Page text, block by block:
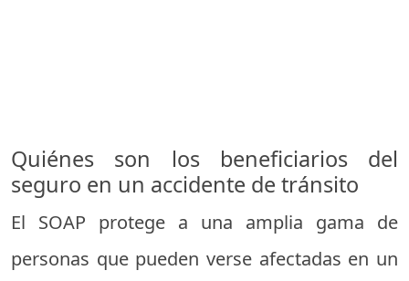
Quiénes son los beneficiarios del
seguro en un accidente de tránsito
El SOAP protege a una amplia gama de
personas que pueden verse afectadas en un